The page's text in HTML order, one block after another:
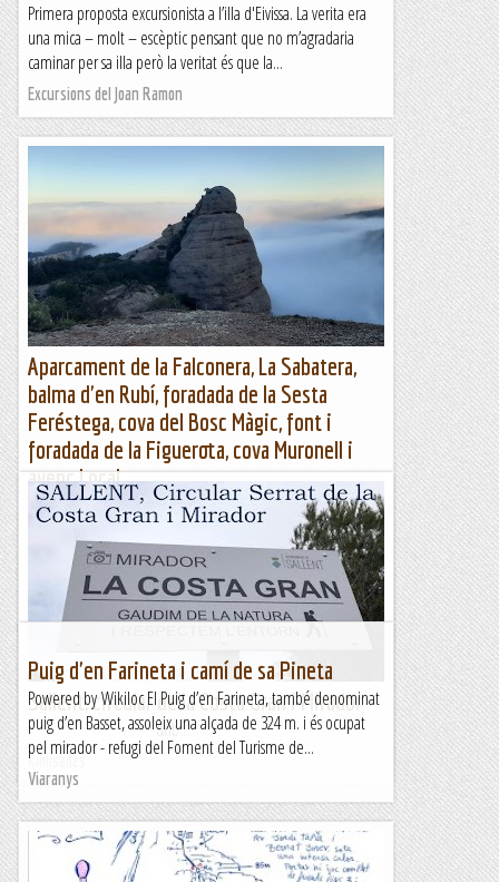
Primera proposta excursionista a l’illa d'Eivissa. La verita era
una mica – molt – escèptic pensant que no m’agradaria
caminar per sa illa però la veritat és que la...
Excursions del Joan Ramon
Aparcament de la Falconera, La Sabatera,
balma d'en Rubí, foradada de la Sesta
Feréstega, cova del Bosc Màgic, font i
foradada de la Figuerota, cova Muronell i
avenc Local
Aparcament Falconera, La Sabatera, balma d'en Rubí, cova
Bosc Màgic, font i foradada de la Figuerota i cova
MuronellAparcament Falconera, La Sabatera, balma d'en
Muntanya
Sallent, circular de la Costa Gran i Mirador
&nb...
Kimisades
Puig d'en Farineta i camí de sa Pineta
Powered by Wikiloc El Puig d’en Farineta, també denominat
puig d’en Basset, assoleix una alçada de 324 m. i és ocupat
pel mirador - refugi del Foment del Turisme de...
Viaranys